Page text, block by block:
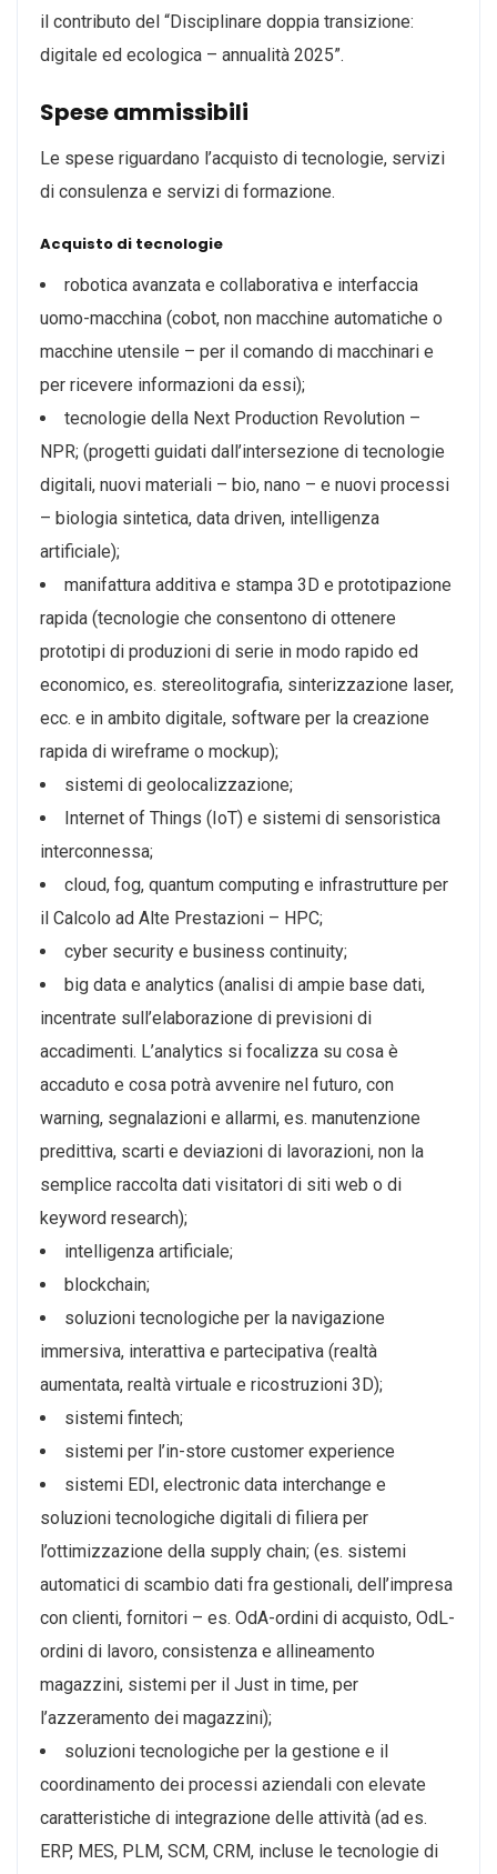
il contributo del “Disciplinare doppia transizione:
digitale ed ecologica – annualità 2025”.
Spese ammissibili
Le spese riguardano l’acquisto di tecnologie, servizi
di consulenza e servizi di formazione.
Acquisto di tecnologie
robotica avanzata e collaborativa e interfaccia
uomo-macchina (cobot, non macchine automatiche o
macchine utensile – per il comando di macchinari e
per ricevere informazioni da essi);
tecnologie della Next Production Revolution –
NPR; (progetti guidati dall’intersezione di tecnologie
digitali, nuovi materiali – bio, nano – e nuovi processi
– biologia sintetica, data driven, intelligenza
artificiale);
manifattura additiva e stampa 3D e prototipazione
rapida (tecnologie che consentono di ottenere
prototipi di produzioni di serie in modo rapido ed
economico, es. stereolitografia, sinterizzazione laser,
ecc. e in ambito digitale, software per la creazione
rapida di wireframe o mockup);
sistemi di geolocalizzazione;
Internet of Things (IoT) e sistemi di sensoristica
interconnessa;
cloud, fog, quantum computing e infrastrutture per
il Calcolo ad Alte Prestazioni – HPC;
cyber security e business continuity;
big data e analytics (analisi di ampie base dati,
incentrate sull’elaborazione di previsioni di
accadimenti. L’analytics si focalizza su cosa è
accaduto e cosa potrà avvenire nel futuro, con
warning, segnalazioni e allarmi, es. manutenzione
predittiva, scarti e deviazioni di lavorazioni, non la
semplice raccolta dati visitatori di siti web o di
keyword research);
intelligenza artificiale;
blockchain;
soluzioni tecnologiche per la navigazione
immersiva, interattiva e partecipativa (realtà
aumentata, realtà virtuale e ricostruzioni 3D);
sistemi fintech;
sistemi per l’in-store customer experience
sistemi EDI, electronic data interchange e
soluzioni tecnologiche digitali di filiera per
l’ottimizzazione della supply chain; (es. sistemi
automatici di scambio dati fra gestionali, dell’impresa
con clienti, fornitori – es. OdA-ordini di acquisto, OdL-
ordini di lavoro, consistenza e allineamento
magazzini, sistemi per il Just in time, per
l’azzeramento dei magazzini);
soluzioni tecnologiche per la gestione e il
coordinamento dei processi aziendali con elevate
caratteristiche di integrazione delle attività (ad es.
ERP, MES, PLM, SCM, CRM, incluse le tecnologie di